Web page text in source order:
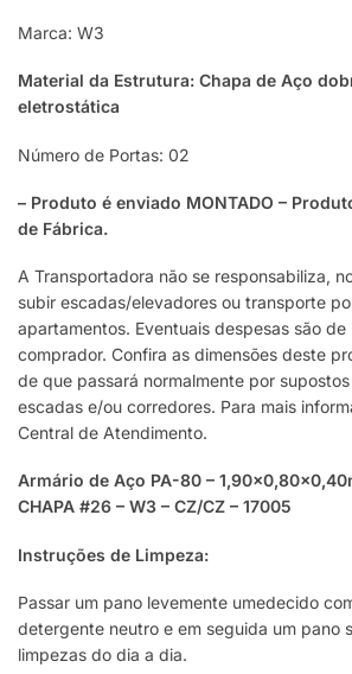
Marca: W3
Material da Estrutura: Chapa de Aço
eletrostática
Número de Portas: 02
– Produto é enviado MONTADO –
de Fábrica.
A Transportadora não se responsabiliza,
subir escadas/elevadores ou transporte
apartamentos. Eventuais despesas são
comprador. Confira as dimensões deste
de que passará normalmente por
escadas e/ou corredores. Para mais
Central de Atendimento.
Armário de Aço PA-80 –
CHAPA #26 – W3 – CZ/CZ – 17005
Instruções de Limpeza:
Passar um pano levemente umedecido
detergente neutro e em seguida um pano
limpezas do dia a dia.